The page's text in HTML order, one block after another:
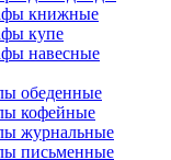
книжные
купе
навесные
обеденные
кофейные
журнальные
письменные